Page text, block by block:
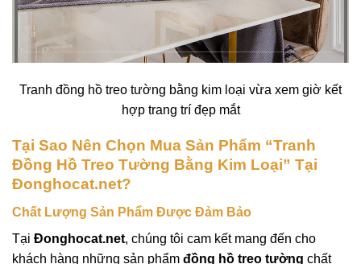
Tranh đồng hồ treo tường bằng kim loại vừa xem giờ kết
hợp trang trí đẹp mắt
Tại Sao Nên Chọn Mua Sản Phẩm “Tranh
Đồng Hồ Treo Tường Bằng Kim Loại” Tại
Đonghocat.net?
Chất Lượng Sản Phẩm Được Đảm Bảo
Tại Đonghocat.net, chúng tôi cam kết mang đến cho
khách hàng những sản phẩm đồng hồ treo tường chất